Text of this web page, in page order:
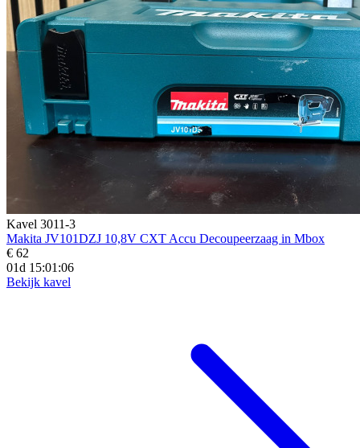
Kavel 3011-3
Makita JV101DZJ 10,8V CXT Accu Decoupeerzaag in Mbox
€ 62
01d 15:01:04
Bekijk kavel